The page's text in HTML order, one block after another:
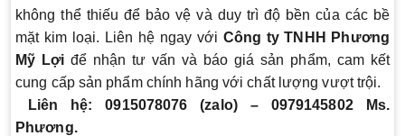
không thể thiếu để bảo vệ và duy trì độ bền của các bề
mặt kim loại. Liên hệ ngay với Công ty TNHH Phương
Mỹ Lợi để nhận tư vấn và báo giá sản phẩm, cam kết
cung cấp sản phẩm chính hãng với chất lượng vượt trội.
Liên hệ: 0915078076 (zalo) – 0979145802 Ms.
Phương.